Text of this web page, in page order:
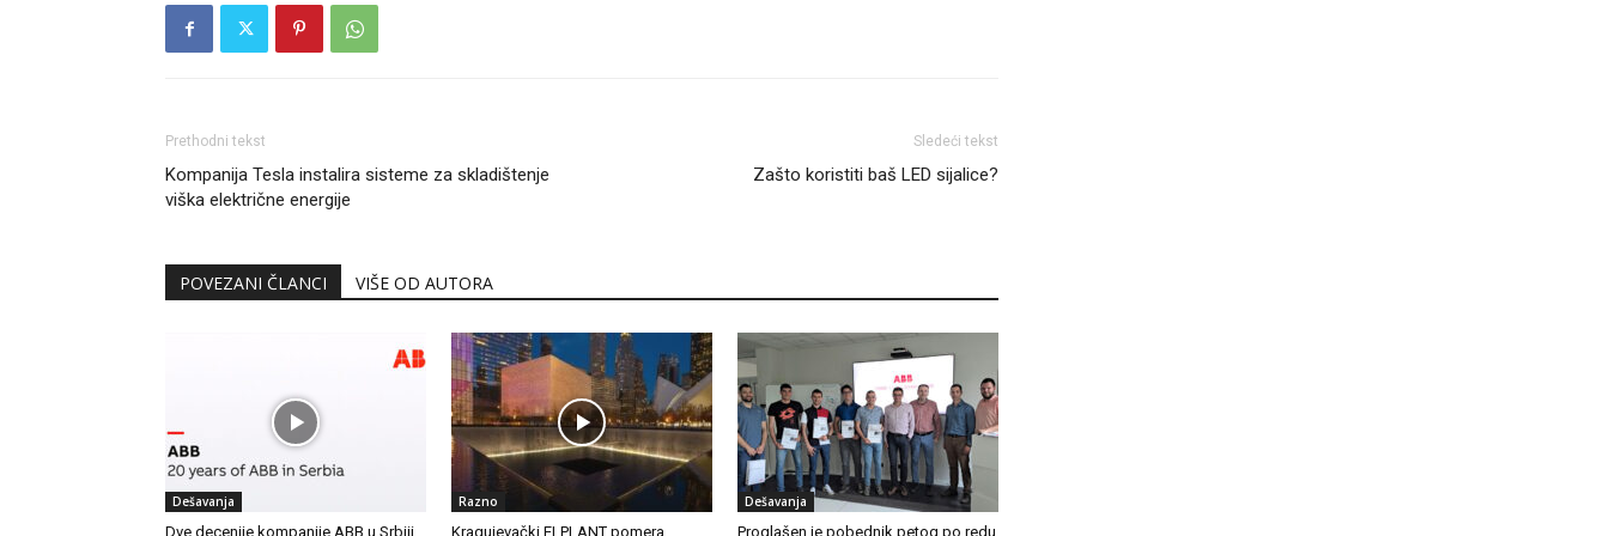
Prethodni tekst
Kompanija Tesla instalira sisteme za skladištenje
viška električne energije
Sledeći tekst
Zašto koristiti baš LED sijalice?
POVEZANI ČLANCI VIŠE OD AUTORA
Dešavanja
Dve decenije kompanije ABB u Srbiji
Razno
Kragujevački ELPLANT pomera
Dešavanja
Proglašen je pobednik petog po redu